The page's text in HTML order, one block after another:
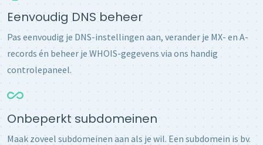
Eenvoudig DNS beheer
Pas eenvoudig je DNS-instellingen aan, verander je MX- en A-
records én beheer je WHOIS-gegevens via ons handig
controlepaneel.
Onbeperkt subdomeinen
Maak zoveel subdomeinen aan als je wil. Een subdomein is bv.